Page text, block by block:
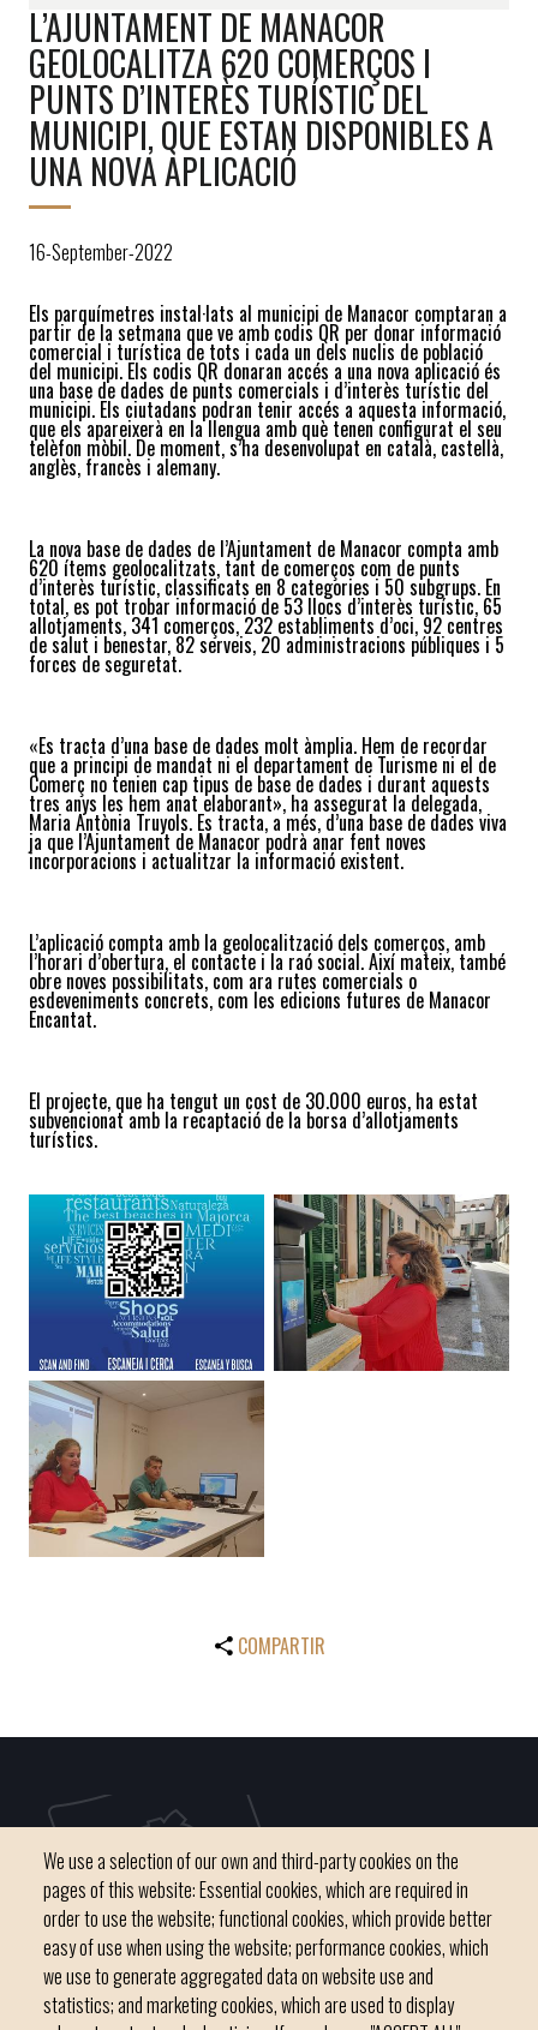
L’AJUNTAMENT DE MANACOR
GEOLOCALITZA 620 COMERÇOS I
PUNTS D’INTERÈS TURÍSTIC DEL
MUNICIPI, QUE ESTAN DISPONIBLES A
UNA NOVA APLICACIÓ
16-September-2022
Els parquímetres instal·lats al municipi de Manacor comptaran a
partir de la setmana que ve amb codis QR per donar informació
comercial i turística de tots i cada un dels nuclis de població
del municipi. Els codis QR donaran accés a una nova aplicació és
una base de dades de punts comercials i d’interès turístic del
municipi. Els ciutadans podran tenir accés a aquesta informació,
que els apareixerà en la llengua amb què tenen configurat el seu
telèfon mòbil. De moment, s’ha desenvolupat en català, castellà,
anglès, francès i alemany.
La nova base de dades de l’Ajuntament de Manacor compta amb
620 ítems geolocalitzats, tant de comerços com de punts
d’interès turístic, classificats en 8 categories i 50 subgrups. En
total, es pot trobar informació de 53 llocs d’interès turístic, 65
allotjaments, 341 comerços, 232 establiments d’oci, 92 centres
de salut i benestar, 82 serveis, 20 administracions públiques i 5
forces de seguretat.
«Es tracta d’una base de dades molt àmplia. Hem de recordar
que a principi de mandat ni el departament de Turisme ni el de
Comerç no tenien cap tipus de base de dades i durant aquests
tres anys les hem anat elaborant», ha assegurat la delegada,
Maria Antònia Truyols. Es tracta, a més, d’una base de dades viva
ja que l’Ajuntament de Manacor podrà anar fent noves
incorporacions i actualitzar la informació existent.
L’aplicació compta amb la geolocalització dels comerços, amb
l’horari d’obertura, el contacte i la raó social. Així mateix, també
obre noves possibilitats, com ara rutes comercials o
esdeveniments concrets, com les edicions futures de Manacor
Encantat.
El projecte, que ha tengut un cost de 30.000 euros, ha estat
subvencionat amb la recaptació de la borsa d’allotjaments
turístics.
COMPARTIR
C / del Convent, s/n 07500 Manacor
Phone
We use a selection of our own and third-party cookies on the
pages of this website: Essential cookies, which are required in
order to use the website; functional cookies, which provide better
easy of use when using the website; performance cookies, which
we use to generate aggregated data on website use and
statistics; and marketing cookies, which are used to display